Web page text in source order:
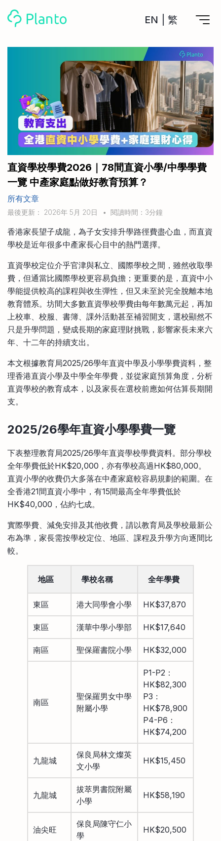
EN 繁
計劃買樓
計劃買樓第一步
全功能記賬
管理及分析所有戶口
管理MPF戶口
一次過管理所有強積金戶口
申請清卡數/私人貸款
CreFIT x Planto推廣優惠
私人貸款
年利率/APR/年息比較
投資戶口 (美股)
比較最抵美股投資戶口
投資戶口 (港股)
比較最抵港股投資戶口
投資加密貨幣
比較最抵Crypto交易所
比較最抵月供計劃戶口
比較定存利率
信用卡
比較各種最優惠信用卡
關於我們
Academy
Marketplace
其他網站
手機App與理財資訊
商業解決方案
企業服務
直資學校學費2026｜78間直資小學/中學學費
一覽 中產家庭點做好教育預算？
所有文章
最後更新： 2026年 5月 20日 • 閱讀時間：3分鐘
香港家長望子成龍，為子女安排升學路徑費盡心血，而直資
學校是近年很多中產家長心目中的熱門選擇。
直資學校定位介乎官津與私立、國際學校之間，雖然收取學
費，但通當比國際學校更容易負擔；更重要的是，直資中小
學能提供較高的課程與收生彈性，但又未至於完全脫離本地
教育體系。坊間大多數直資學校學費由每年數萬元起，再加
上校車、校服、書簿、課外活動甚至補習開支，選校顯然不
只是升學問題，變成長期的家庭理財挑戰，影響家長未來六
年、十二年的持續支出。
本文根據教育局2025/26學年直資中學及小學學費資料，整
理香港直資小學及中學全年學費，並從家庭預算角度，分析
直資學校的教育成本，以及家長在選校前應如何估算長期開
支。
2025/26學年直資小學學費一覽
下表整理教育局2025/26學年直資學校學費資料。部分學校
全年學費低於HK$20,000，亦有學校高過HK$80,000。
直資小學的收費仍大多落在中產家庭較容易規劃的範圍。在
全香港21間直資小學中，有15間最高全年學費低於
HK$40,000，佔約七成。
實際學費、減免安排及其他收費，請以教育局及學校最新公
布為準，家長需按學校定位、地區、課程及升學方向逐間比
較。
地區 學校名稱 全年學費
東區 港大同學會小學 HK$37,870
東區 漢華中學小學部 HK$17,640
南區 聖保羅書院小學 HK$32,000
南區
聖保羅男女中學
附屬小學
P1-P2：
HK$82,300
P3：
HK$78,900
P4-P6：
HK$74,200
九龍城
保良局林文燦英
文小學
HK$15,450
九龍城
拔萃男書院附屬
小學
HK$58,190
油尖旺
保良局陳守仁小
學
HK$20,500